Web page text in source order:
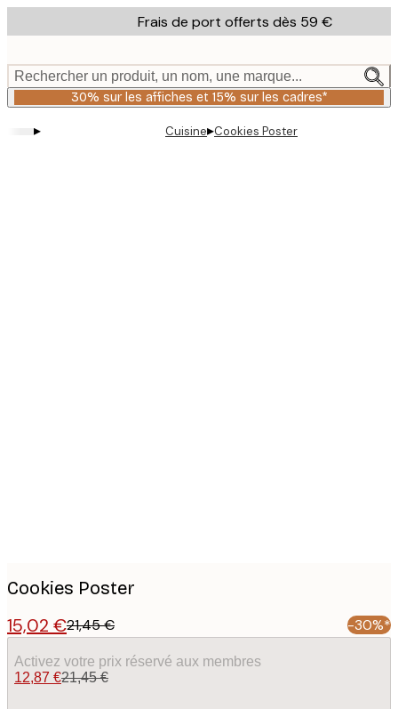
to
content.
Frais de port offerts dès 59 €
Rechercher un produit, un nom, une marque...
30% sur les affiches et 15% sur les cadres*
▸ Cuisine▸Cookies Poster
Cookies Poster
15,02 €21,45 € -30%*
Activez votre prix réservé aux membres
12,87 €21,45 €